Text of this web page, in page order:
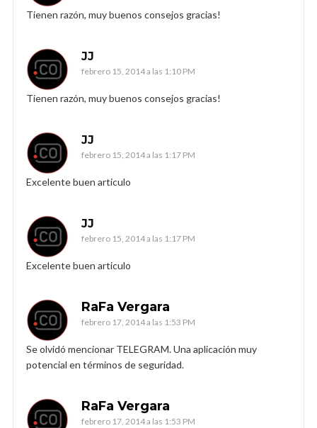
Tienen razón, muy buenos consejos gracias!
JJ
febrero 15, 2014 a las 1:10 PM
Tienen razón, muy buenos consejos gracias!
JJ
febrero 15, 2014 a las 1:17 PM
Excelente buen articulo
JJ
febrero 15, 2014 a las 1:17 PM
Excelente buen articulo
RaFa Vergara
febrero 17, 2014 a las 1:53 PM
Se olvidó mencionar TELEGRAM. Una aplicación muy
potencial en términos de seguridad.
RaFa Vergara
febrero 17, 2014 a las 1:53 PM